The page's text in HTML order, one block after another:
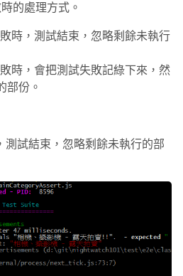
的處理方式。
敗時，測試結束，忽略剩餘未執行
敗時，會把測試失敗記綠下來，然
部份。
測試結束，忽略剩餘未執行的部